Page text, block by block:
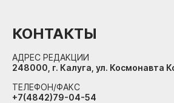
КОНТАКТЫ
АДРЕС РЕДАКЦИИ
248000, г. Калуга, ул. Космонавта
ТЕЛЕФОН/ФАКС
+7(4842)79-04-54